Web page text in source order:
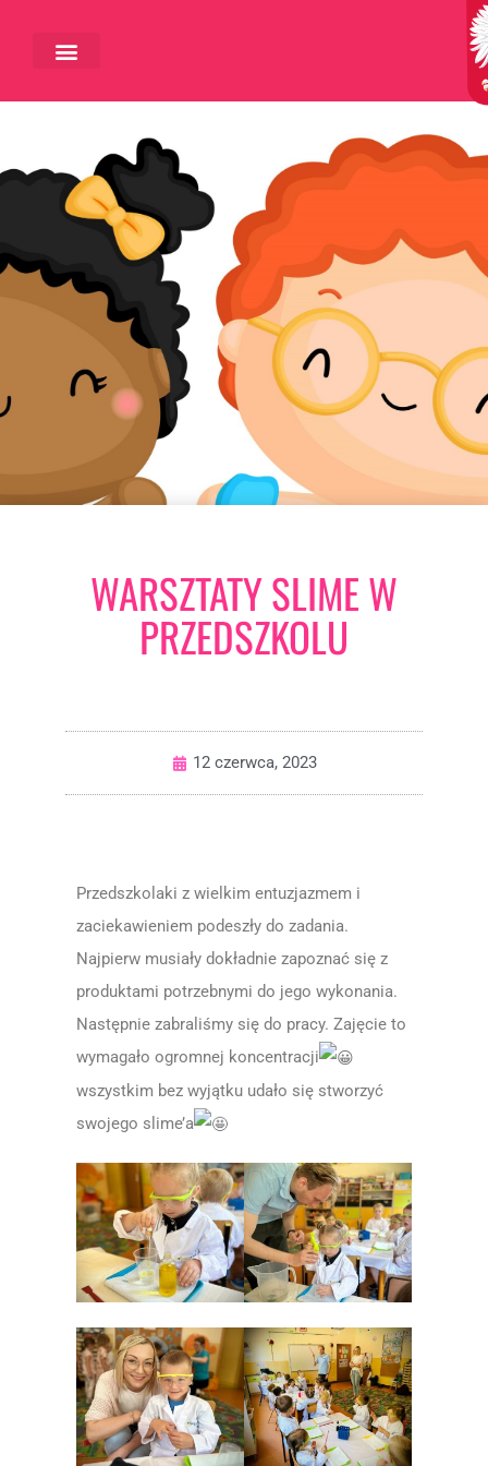
WARSZTATY SLIME W
PRZEDSZKOLU
12 czerwca, 2023
Przedszkolaki z wielkim entuzjazmem i
zaciekawieniem podeszły do zadania.
Najpierw musiały dokładnie zapoznać się z
produktami potrzebnymi do jego wykonania.
Następnie zabraliśmy się do pracy. Zajęcie to
wymagało ogromnej koncentracji
wszystkim bez wyjątku udało się stworzyć
swojego slime’a